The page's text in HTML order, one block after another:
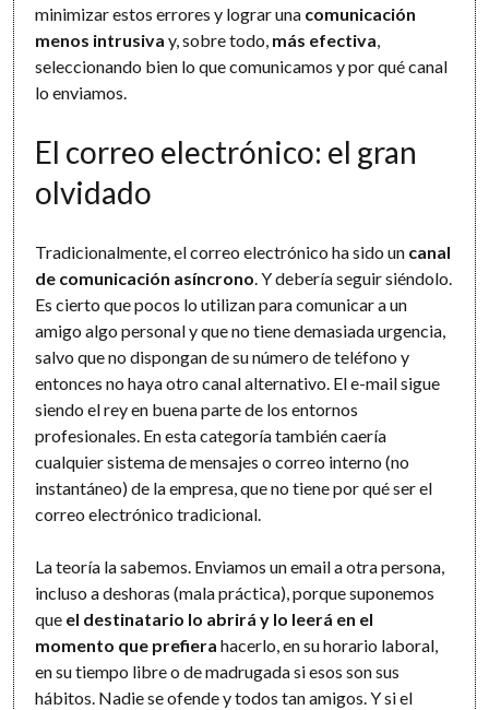
minimizar estos errores y lograr una comunicación
menos intrusiva y, sobre todo, más efectiva,
seleccionando bien lo que comunicamos y por qué canal
lo enviamos.
El correo electrónico: el gran
olvidado
Tradicionalmente, el correo electrónico ha sido un canal
de comunicación asíncrono. Y debería seguir siéndolo.
Es cierto que pocos lo utilizan para comunicar a un
amigo algo personal y que no tiene demasiada urgencia,
salvo que no dispongan de su número de teléfono y
entonces no haya otro canal alternativo. El e-mail sigue
siendo el rey en buena parte de los entornos
profesionales. En esta categoría también caería
cualquier sistema de mensajes o correo interno (no
instantáneo) de la empresa, que no tiene por qué ser el
correo electrónico tradicional.
La teoría la sabemos. Enviamos un email a otra persona,
incluso a deshoras (mala práctica), porque suponemos
que el destinatario lo abrirá y lo leerá en el
momento que prefiera hacerlo, en su horario laboral,
en su tiempo libre o de madrugada si esos son sus
hábitos. Nadie se ofende y todos tan amigos. Y si el